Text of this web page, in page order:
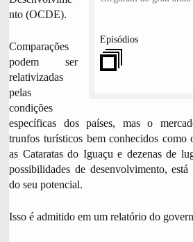
Episódios
i
m
d
o
nto (OCDE).
Comparações
podem ser
relativizadas
pelas
condições
específicas dos países, mas o
trunfos turísticos bem conhecidos como
as Cataratas do Iguaçu e dezenas de
possibilidades de desenvolvimento, está
do seu potencial.
Isso é admitido em um relatório do